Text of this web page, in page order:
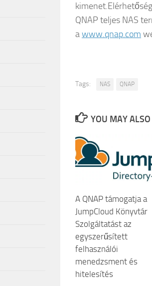
QNAP teljes NAS
awww.qnap.com
Tags: NAS QNAP
YOU MAY
A QNAP támogatja a
JumpCloud Könyvtár
Szolgáltatást az
egyszerűsített
felhasználói
menedzsment és
hitelesítés